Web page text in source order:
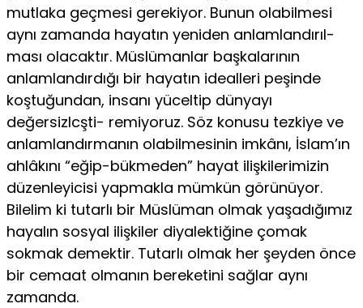
mutlaka geçmesi gereki­yor. Bunun olabilmesi
aynı zamanda hayatın yeniden anlamlandırıl­
ması olacaktır. Müslümanlar başkalarının
anlamlandırdığı bir hayatın idealleri peşinde
koştuğundan, insanı yüceltip dünyayı
değersizlcşti- remiyoruz. Söz konusu tezkiye ve
anlamlandırmanın olabilmesinin imkânı, İslam’ın
ahlâkını “eğip-bükmeden” hayat ilişkilerimizin
dü­zenleyicisi yapmakla mümkün görünüyor.
Bilelim ki tutarlı bir Müs­lüman olmak yaşadığımız
hayalın sosyal ilişkiler diyalektiğine çomak
sokmak demektir. Tutarlı olmak her şeyden önce
bir cemaat olma­nın bereketini sağlar aynı
zamanda.